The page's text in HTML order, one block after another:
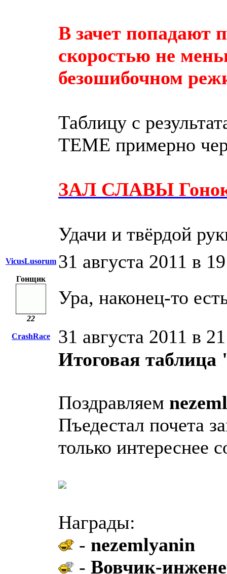
В зачет попадают
скоростью не
безошибочном
Таблицу с
ТЕМЕ примерно
ЗАЛ СЛАВЫ
Удачи и твёрдой
VicusLusorum 31 августа 2011 в
Гонщик
22
Ура, наконец-то
CrashRace
31 августа 2011 в
Итоговая
Поздравляем
Пъедестал почета
только интереснее
Награды:
- nezemlyanin
- Вовчик-